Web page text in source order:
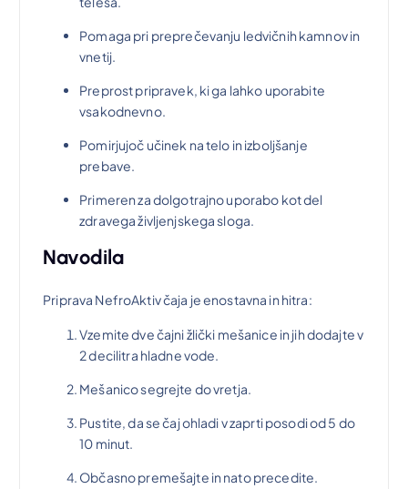
Pomaga pri preprečevanju ledvičnih kamnov in
vnetij.
Preprost pripravek, ki ga lahko uporabite
vsakodnevno.
Pomirjujoč učinek na telo in izboljšanje
prebave.
Primeren za dolgotrajno uporabo kot del
zdravega življenjskega sloga.
Navodila
Priprava NefroAktiv čaja je enostavna in hitra:
Vzemite dve čajni žlički mešanice in jih dodajte v
2 decilitra hladne vode.
Mešanico segrejte do vretja.
Pustite, da se čaj ohladi v zaprti posodi od 5 do
10 minut.
Občasno premešajte in nato precedite.